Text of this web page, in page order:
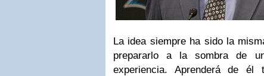
La idea siempre ha sido la
prepararlo a la sombra de
experiencia. Aprenderá de él